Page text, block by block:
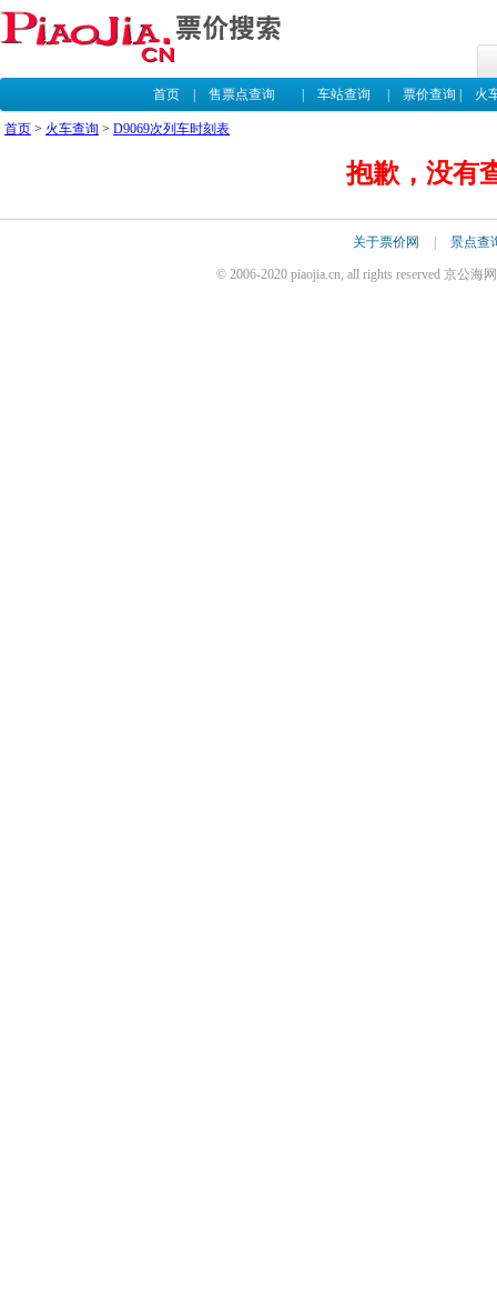
首页| 售票点查询 车站查询 票价查询 火
首页 > 火车查询 > D9069次列车时刻表
抱歉，没有
关于票价网 景点查
© 2006-2020 piaojia.cn, all rights reserved 京公海